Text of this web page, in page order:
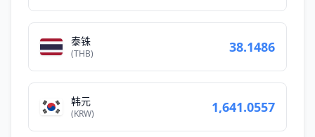
泰铢
(THB) 38.1486
韩元
(KRW) 1,641.0557